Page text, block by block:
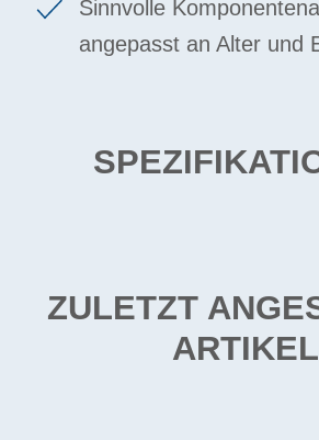
Sinnvolle
angepasst an Alter und
ZULETZT
ARTIKEL